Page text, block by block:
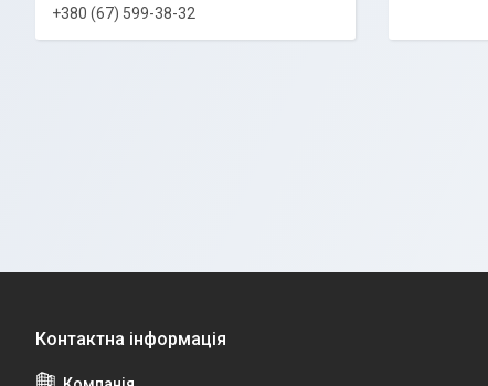
+380 (67) 599-38-32